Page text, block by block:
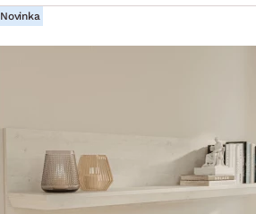
Novinka